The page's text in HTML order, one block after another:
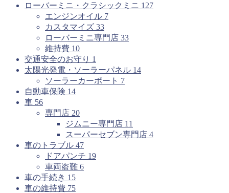
ローバーミニ・クラシックミニ 127
エンジンオイル 7
カスタマイズ 33
ローバーミニ専門店 33
維持費 10
交通安全のお守り 1
太陽光発電・ソーラーパネル 14
ソーラーカーポート 7
自動車保険 14
車 56
専門店 20
ジムニー専門店 11
スーパーセブン専門店 4
車のトラブル 47
ドアパンチ 19
車両盗難 6
車の手続き 15
車の維持費 75